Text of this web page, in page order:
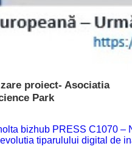
proiect- Asociatia
Park